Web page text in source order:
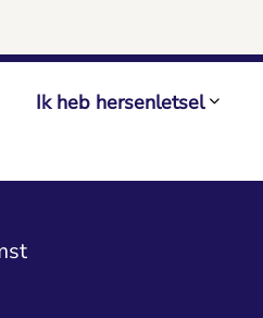
Ik heb hersenletsel